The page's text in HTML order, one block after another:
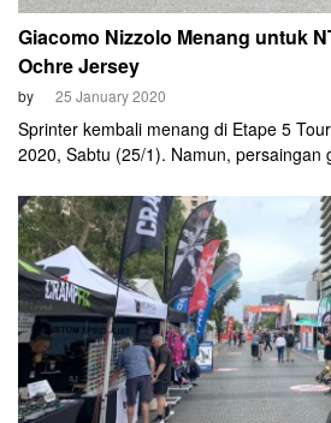
Giacomo Nizzolo Menang untuk
Ochre Jersey
by 25 January 2020
Sprinter kembali menang di Etape 5
2020, Sabtu (25/1). Namun, persaingan
seru di etape penutup, di tanjakan